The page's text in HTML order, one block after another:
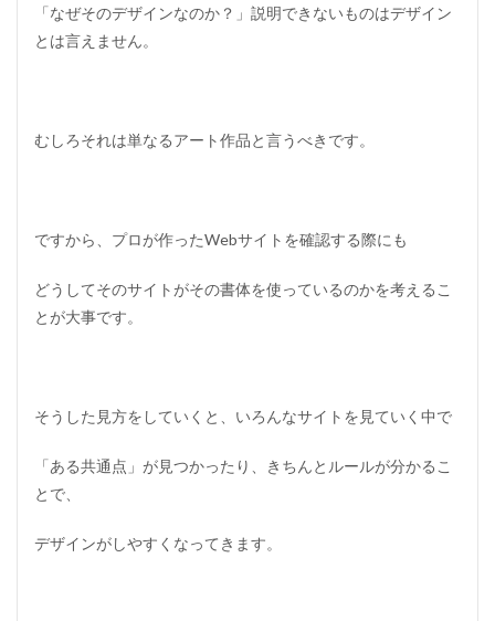
「なぜそのデザインなのか？」説明できないものはデザイン
とは言えません。
むしろそれは単なるアート作品と言うべきです。
ですから、プロが作ったWebサイトを確認する際にも
どうしてそのサイトがその書体を使っているのかを考えるこ
とが大事です。
そうした見方をしていくと、いろんなサイトを見ていく中で
「ある共通点」が見つかったり、きちんとルールが分かるこ
とで、
デザインがしやすくなってきます。